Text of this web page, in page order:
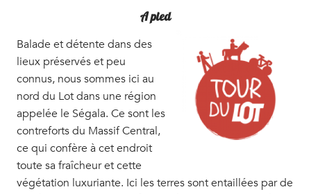
A pied
Balade et détente dans des
lieux préservés et peu
connus, nous sommes ici au
nord du Lot dans une région
appelée le Ségala. Ce sont les
contreforts du Massif Central,
ce qui confère à cet endroit
toute sa fraîcheur et cette
végétation luxuriante. Ici les terres sont entaillées par de